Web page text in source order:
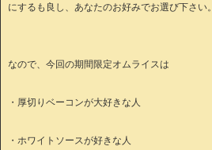
にするも良し、あなたのお好みでお選び下さい。
なので、今回の期間限定オムライスは
・厚切りベーコンが大好きな人
・ホワイトソースが好きな人